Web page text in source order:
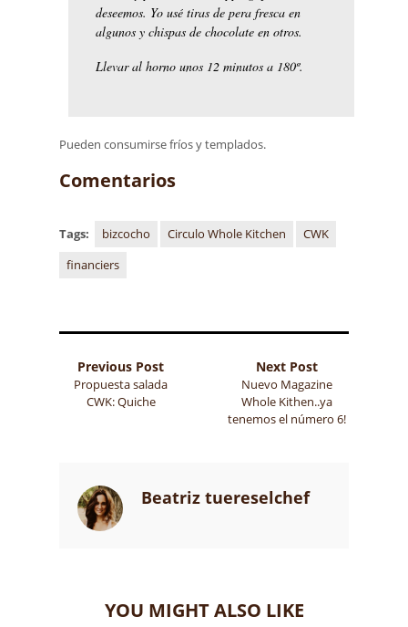
deseemos. Yo usé tiras de pera fresca en
algunos y chispas de chocolate en otros.
Llevar al horno unos 12 minutos a 180º.
Pueden consumirse fríos y templados.
Comentarios
Tags: bizcocho Circulo Whole Kitchen
CWK
financiers
Previous Post
Propuesta salada
CWK: Quiche
Next Post
Nuevo Magazine
Whole Kithen..ya
tenemos el número 6!
Beatriz tuereselchef
YOU MIGHT ALSO LIKE